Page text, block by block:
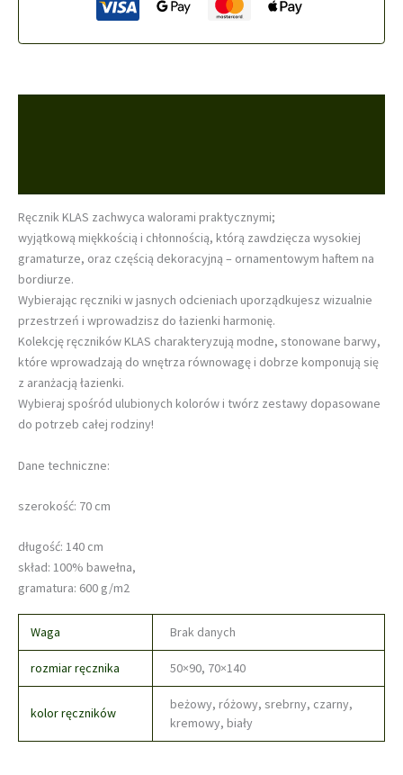
Ręcznik KLAS zachwyca walorami praktycznymi;
wyjątkową miękkością i chłonnością, którą zawdzięcza wysokiej
gramaturze, oraz częścią dekoracyjną – ornamentowym haftem na
bordiurze.
Wybierając ręczniki w jasnych odcieniach uporządkujesz wizualnie
przestrzeń i wprowadzisz do łazienki harmonię.
Kolekcję ręczników KLAS charakteryzują modne, stonowane barwy,
które wprowadzają do wnętrza równowagę i dobrze komponują się
z aranżacją łazienki.
Wybieraj spośród ulubionych kolorów i twórz zestawy dopasowane
do potrzeb całej rodziny!
Dane techniczne:
szerokość: 70 cm
długość: 140 cm
skład: 100% bawełna,
gramatura: 600 g/m2
Waga Brak danych
rozmiar ręcznika 50×90, 70×140
kolor ręczników
beżowy, różowy, srebrny, czarny,
kremowy, biały